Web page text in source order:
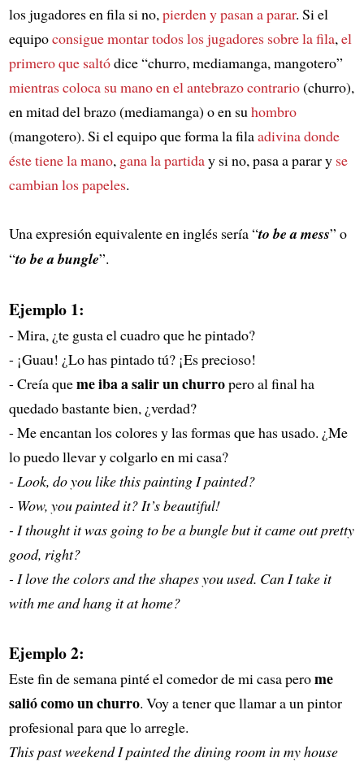
los jugadores en fila si no, pierden y pasan a parar. Si el
equipoconsigue montar todos los jugadores sobre la fila, el
primero que saltódice “churro, mediamanga, mangotero”
mientras coloca su mano en el antebrazo contrario(churro),
en mitad del brazo (mediamanga) o en su hombro
(mangotero). Si el equipo que forma la filaadivina donde
éste tiene la mano, gana la partiday si no, pasa a parar y se
cambian los papeles.
Una expresión equivalente en inglés sería “to be a mess” o
“to be a bungle”.
Ejemplo 1:
- Mira, ¿te gusta el cuadro que he pintado?
- ¡Guau! ¿Lo has pintado tú? ¡Es precioso!
- Creía queme iba a salir un churropero al final ha
quedado bastante bien, ¿verdad?
- Me encantan los colores y las formas que has usado. ¿Me
lo puedo llevar y colgarlo en mi casa?
- Look, do you like this painting I painted?
- Wow, you painted it? It’s beautiful!
- I thought it was going to be a bungle but it came out pretty
good, right?
- I love the colors and the shapes you used. Can I take it
with me and hang it at home?
Ejemplo 2:
Este fin de semana pinté el comedor de mi casa perome
salió como un churro. Voy a tener que llamar a un pintor
profesional para que lo arregle.
This past weekend I painted the dining room in my house